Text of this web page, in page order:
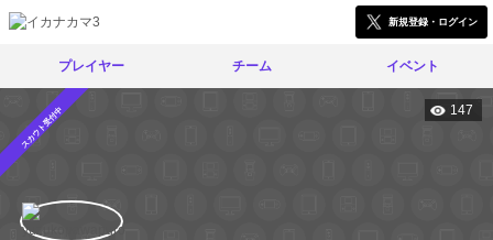
新規登録・ログイン
プレイヤー チーム イベント
スカウト受付中 147